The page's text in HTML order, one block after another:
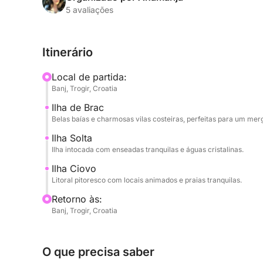
enseadas escondidas e vilas de pescadores
À tarde, o passeio continua até a Ilha de Čiovo,
delicioso almoço local. O capitão personalizará
garantindo um equilíbrio perfeito entre
Com muitas opções para nadar, tomar sol e
passeio é ideal para viajantes que querem
relaxante e confortável de um dia inteiro.
5 avaliações
Itinerário
Local de partida:
Banj, Trogir, Croatia
Ilha de Brac
Belas baías e charmosas vilas costeiras, perfeitas para um
Ilha Solta
Ilha intocada com enseadas tranquilas e águas cristalinas.
Ilha Ciovo
Litoral pitoresco com locais animados e praias tranquilas.
Retorno às:
Banj, Trogir, Croatia
O que precisa saber